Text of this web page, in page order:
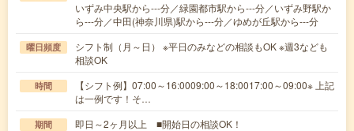
いずみ中央駅から---分／緑園都市駅から---分／いずみ野駅か
ら---分／中田(神奈川県)駅から---分／ゆめが丘駅から---分
曜日頻度
シフト制（月～日） ※平日のみなどの相談もOK ※週3なども
相談OK
時間
【シフト例】07:00～16:0009:00～18:0017:00～09:00※ 上記
は一例です！そ…
期間 即日～2ヶ月以上 ■開始日の相談OK！